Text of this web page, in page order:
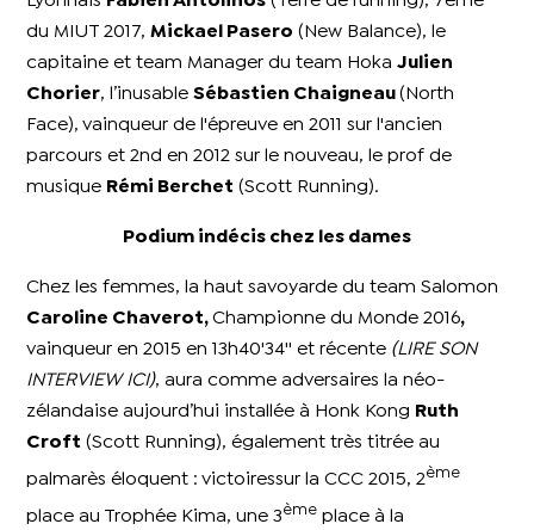
du MIUT 2017, Mickael Pasero (New Balance), le
capitaine et team Manager du team HokaJulien
Chorier , l’inusableSébastien Chaigneau(North
Face), vainqueur de l'épreuve en 2011 sur l'ancien
parcours et 2nd en 2012 sur le nouveau, le prof de
musique Rémi Berchet (Scott Running).
Podium indécis chez les dames
Chez les femmes, la haut savoyarde du team Salomon
Caroline Chaverot,Championne du Monde 2016,
vainqueur en 2015 en 13h40'34'' et récente (LIRE SON
INTERVIEW ICI), aura comme adversaires la néo-
zélandaise aujourd’hui installée à Honk Kong
Ruth
Croft (Scott Running), également très titrée au
palmarès éloquent : victoiressur la CCC 2015, 2ème
place au Trophée Kima, une 3ème place à la